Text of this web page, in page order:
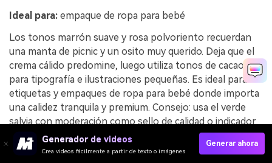
Ideal para: empaque de ropa para bebé
Los tonos marrón suave y rosa polvoriento recuerdan
una manta de picnic y un osito muy querido. Deja que el
crema cálido predomine, luego utiliza tonos de cacao
para tipografía e ilustraciones pequeñas. Es ideal para
etiquetas y empaques de ropa para bebé donde importa
una calidez tranquila y premium. Consejo: usa el verde
salvia con moderación como sello de calidad o indicador
de tallas para mantener el aspecto refinado.
Ejemplo de imagen de picnic de ositos de peluche
Generador de videos
Crea videos fácilmente a partir de texto o imágenes
Generar ahora